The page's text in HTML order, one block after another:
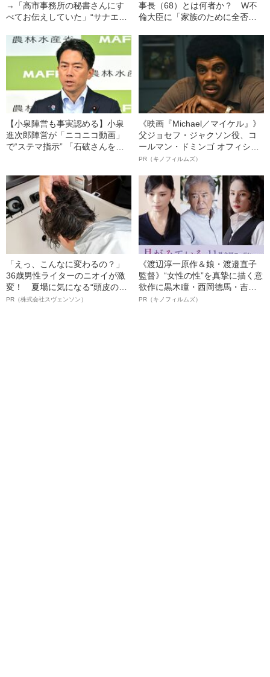
→「高市事務所の秘書さんにす
べてお伝えしていた」“サナエト
「事実は事実、そうでないこと
は違うと…」
事長（68）とは何者か？ W不
倫大臣に「家族のために全否定
不倫報道を経験《高市氏への本
音は…》
【小泉陣営も事実認める】小泉
進次郎陣営が「ニコニコ動画」
で“ステマ指示” 「石破さんを説
《映画『Michael／マイケル』》
父ジョセフ・ジャクソン役、コ
ールマン・ドミンゴ オフィシャ
ルインタビュー“観客を魅了した
語る”《日本興収70億円突破》
PR（キノフィルムズ）
「えっ、こんなに変わるの？」
36歳男性ライターのニオイが激
変！ 夏場に気になる“頭皮のニ
オイ”や“ベタつき”を解消す
PR（株式会社スヴェンソン）
《渡辺淳一原作＆娘・渡邉直子
監督》“女性の性”を真摯に描く意
欲作に黒木瞳・西岡德馬・吉田
羊が出演決定！《映画『月がみ
PR（キノフィルムズ）